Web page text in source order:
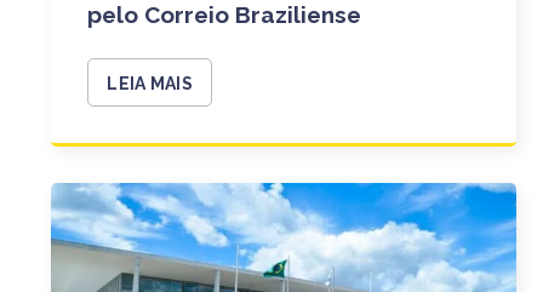
pelo Correio Braziliense
LEIA MAIS